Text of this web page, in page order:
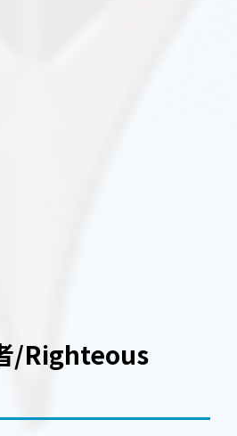
/Righteous